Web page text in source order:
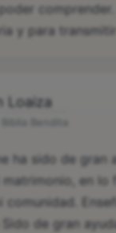
y para
Loaiza
ha sido de gran
en lo
comunidad.
de gran